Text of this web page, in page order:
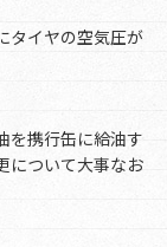
タイヤの空気圧が
を携行缶に給油す
について大事なお